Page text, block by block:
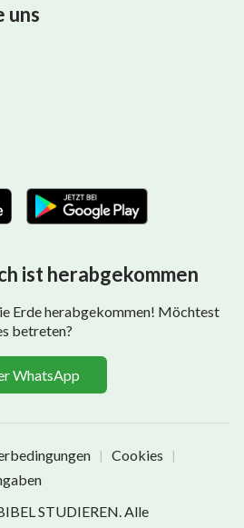
uns
ist herabgekommen
Erde herabgekommen! Möchtest
betreten?
WhatsApp
| Cookies |
STUDIEREN . Alle